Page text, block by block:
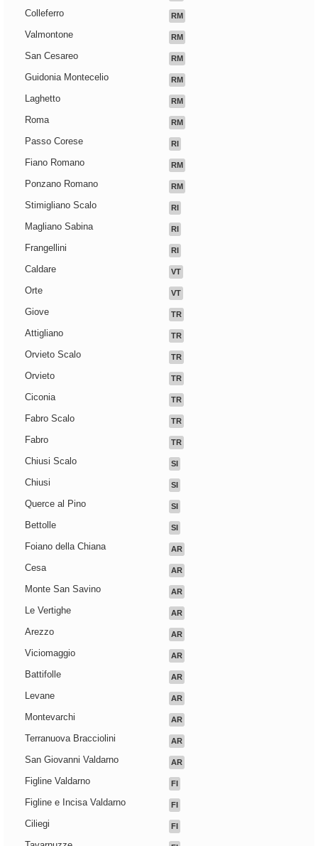
Colleferro RM
Valmontone RM
San Cesareo RM
Guidonia Montecelio RM
Laghetto RM
Roma RM
Passo Corese RI
Fiano Romano RM
Ponzano Romano RM
Stimigliano Scalo RI
Magliano Sabina RI
Frangellini RI
Caldare VT
Orte VT
Giove TR
Attigliano TR
Orvieto Scalo TR
Orvieto TR
Ciconia TR
Fabro Scalo TR
Fabro TR
Chiusi Scalo SI
Chiusi SI
Querce al Pino SI
Bettolle SI
Foiano della Chiana AR
Cesa AR
Monte San Savino AR
Le Vertighe AR
Arezzo AR
Viciomaggio AR
Battifolle AR
Levane AR
Montevarchi AR
Terranuova Bracciolini AR
San Giovanni Valdarno AR
Figline Valdarno FI
Figline e Incisa Valdarno FI
Ciliegi FI